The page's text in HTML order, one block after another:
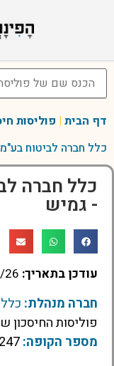
דף הבית | פוליסות
כלל חברה לביטוח
כלל חברה
- גמיש
עודכן בתאריך: 26
חברה מנהלת:
פוליסות החיסכון
מספר הקופה: